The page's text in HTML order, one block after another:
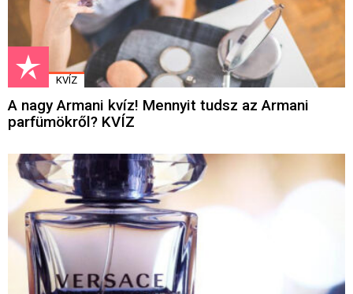
KVÍZ
A nagy Armani kvíz! Mennyit tudsz az Armani
parfümökről? KVÍZ